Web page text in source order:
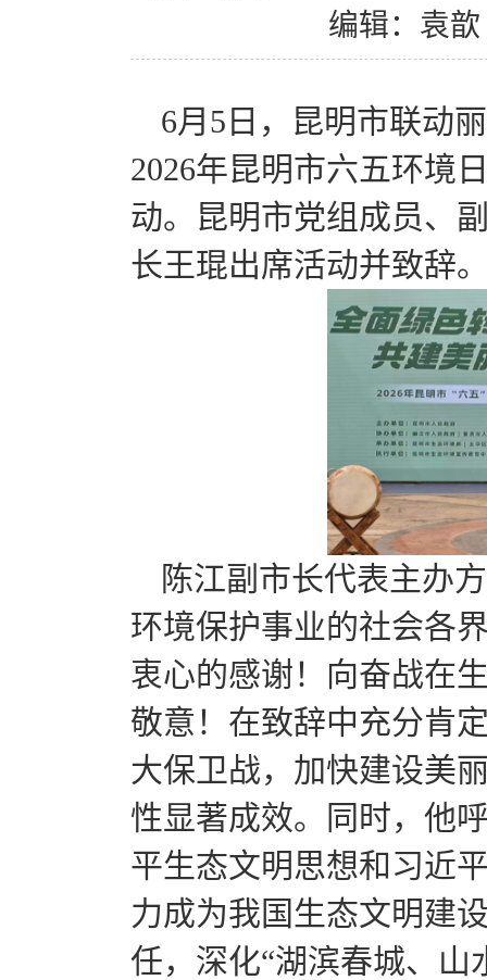
编辑：袁歆
6月5日，昆明市联动
2026年昆明市六五环境
动。
昆明市党组成员、
长王琨出席活动并致辞
陈江副市长代表主办
环境保护事业的社会各
衷心的感谢！向奋战在
敬意！在致辞中充分肯
大保卫战，加快建设美
性显著成效。同时，他
平生态文明思想和习近
力成为我国生态文明建
任，深化“湖滨春城、山